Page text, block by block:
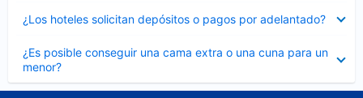
¿Los hoteles solicitan depósitos o pagos por adelantado?
cerrado
¿Es posible conseguir una cama extra o una cuna para un
menor?
cerrado